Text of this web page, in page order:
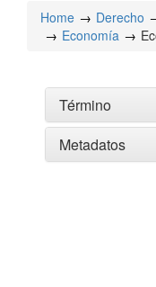
Home Derecho
Economía
Término
Metadatos